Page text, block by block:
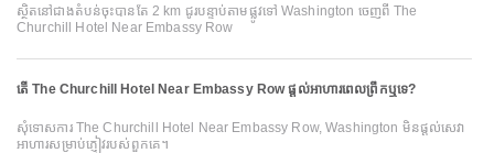
ស្ថិតនៅជាងតំបន់ចុះបានតែ 2 km ជូរបន្ទាប់តាមផ្លូវទៅ Washington ចេញពី The
Churchill Hotel Near Embassy Row
តើ The Churchill Hotel Near Embassy Row ផ្ដល់អាហារពេលព្រឹកឬទេ?
សុំទោសការ The Churchill Hotel Near Embassy Row, Washington មិនផ្ដល់សេវា
អាហារសម្រាប់ភ្ញៀវរបស់ពួកគេ។